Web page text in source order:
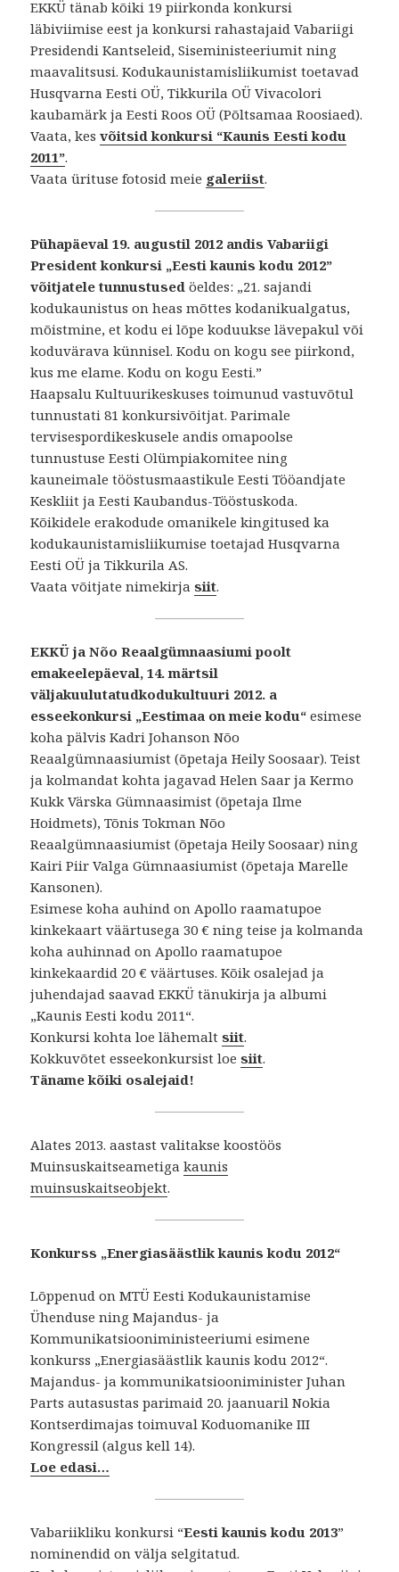
EKKÜ tänab kõiki 19 piirkonda konkursi
läbiviimise eest ja konkursi rahastajaid Vabariigi
Presidendi Kantseleid, Siseministeeriumit ning
maavalitsusi. Kodukaunistamisliikumist toetavad
Husqvarna Eesti OÜ, Tikkurila OÜ Vivacolori
kaubamärk ja Eesti Roos OÜ (Põltsamaa Roosiaed).
Vaata, kesvõitsid konkursi “Kaunis Eesti kodu
2011”.
Vaata ürituse fotosid meie galeriist.
Pühapäeval 19. augustil 2012 andis Vabariigi
President konkursi „Eesti kaunis kodu 2012”
võitjatele tunnustused öeldes: „21. sajandi
kodukaunistus on heas mõttes kodanikualgatus,
mõistmine, et kodu ei lõpe koduukse lävepakul või
koduvärava künnisel. Kodu on kogu see piirkond,
kus me elame. Kodu on kogu Eesti.”
Haapsalu Kultuurikeskuses toimunud vastuvõtul
tunnustati 81 konkursivõitjat. Parimale
tervisespordikeskusele andis omapoolse
tunnustuse Eesti Olümpiakomitee ning
kauneimale tööstusmaastikule Eesti Tööandjate
Keskliit ja Eesti Kaubandus-Tööstuskoda.
Kõikidele erakodude omanikele kingitused ka
kodukaunistamisliikumise toetajad Husqvarna
Eesti OÜ ja Tikkurila AS.
Vaata võitjate nimekirjasiit.
EKKÜ ja Nõo Reaalgümnaasiumi poolt
emakeelepäeval, 14. märtsil
väljakuulutatudkodukultuuri 2012. a
esseekonkursi „Eestimaa on meie kodu“ esimese
koha pälvis Kadri Johanson Nõo
Reaalgümnaasiumist (õpetaja Heily Soosaar). Teist
ja kolmandat kohta jagavad Helen Saar ja Kermo
Kukk Värska Gümnaasimist (õpetaja Ilme
Hoidmets), Tõnis Tokman Nõo
Reaalgümnaasiumist (õpetaja Heily Soosaar) ning
Kairi Piir Valga Gümnaasiumist (õpetaja Marelle
Kansonen).
Esimese koha auhind on Apollo raamatupoe
kinkekaart väärtusega 30 € ning teise ja kolmanda
koha auhinnad on Apollo raamatupoe
kinkekaardid 20 € väärtuses. Kõik osalejad ja
juhendajad saavad EKKÜ tänukirja ja albumi
„Kaunis Eesti kodu 2011“.
Konkursi kohta loe lähemaltsiit.
Kokkuvõtet esseekonkursist loesiit.
Täname kõiki osalejaid!
Alates 2013. aastast valitakse koostöös
Muinsuskaitseametigakaunis
muinsuskaitseobjekt.
Konkurss „Energiasäästlik kaunis kodu 2012“
Lõppenud on MTÜ Eesti Kodukaunistamise
Ühenduse ning Majandus- ja
Kommunikatsiooniministeeriumi esimene
konkurss „Energiasäästlik kaunis kodu 2012“.
Majandus- ja kommunikatsiooniminister Juhan
Parts autasustas parimaid 20. jaanuaril Nokia
Kontserdimajas toimuval Koduomanike III
Kongressil (algus kell 14).
Loe edasi…
Vabariikliku konkursi “Eesti kaunis kodu 2013”
nominendid on välja selgitatud.